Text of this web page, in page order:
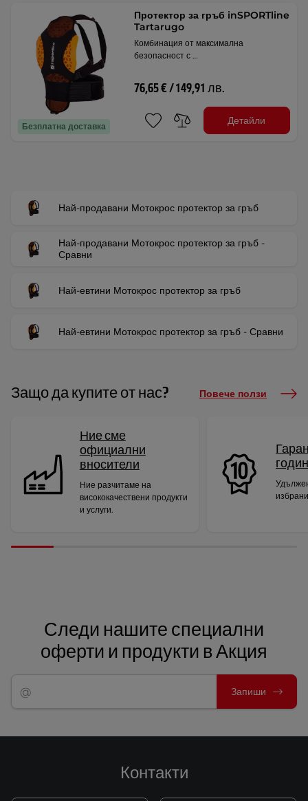
Безплатна доставка
Протектор за гръб inSPORTline
Tartarugo
Комбинация от максимална
безопасност с …
76,65 € / 149,91 лв.
Детайли
Най-продавани Мотокрос протектор за гръб
Най-продавани Мотокрос протектор за гръб -
Сравни
Най-евтини Мотокрос протектор за гръб
Най-евтини Мотокрос протектор за гръб - Сравни
Защо да купите от нас? Повече ползи
Ние сме
официални
вносители
Ние разчитаме на
висококачествени продукти
и услуги.
Следи нашите специални
оферти и продукти в Акция
Запиши
Контакти